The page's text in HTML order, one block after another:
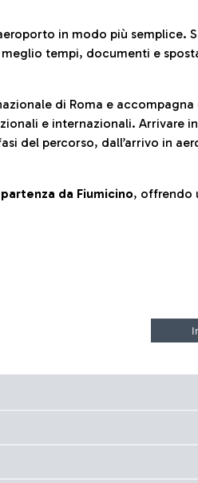
in modo più semplice.
tempi, documenti e
di Roma e
e internazionali. Arrivare
del percorso, dall’arrivo in
da Fiumicino, offrendo